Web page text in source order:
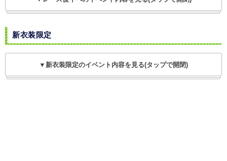
新衣装限定
▼新衣装限定のイベント内容を見る(タップで開閉)